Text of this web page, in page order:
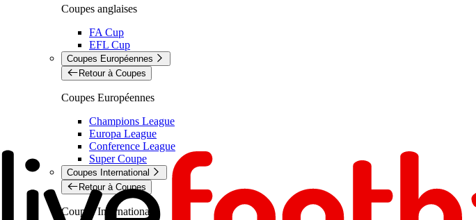
Coupes anglaises
FA Cup
EFL Cup
Coupes Européennes
Retour à Coupes
Coupes Européennes
Champions League
Europa League
Conference League
Super Coupe
Coupes International
Retour à Coupes
Coupes International